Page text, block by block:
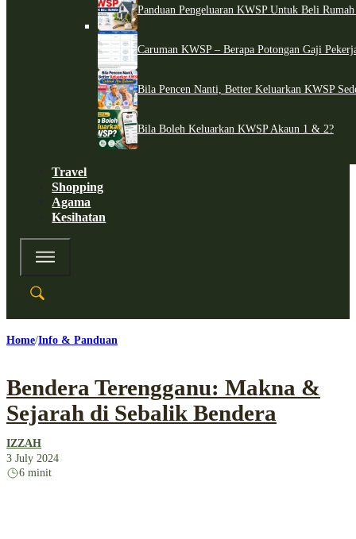
Panduan Pengeluaran KWSP Untuk Beli
Caruman KWSP – Berapa Potongan Gaji
Bila Pencen Nanti, Better Keluarkan KWSP
Bila Boleh Keluarkan KWSP Akaun 1 & 2?
Travel
Shopping
Agama
Kesihatan
Home Info & Panduan
Bendera Terengganu: Makna &
Sejarah di Sebalik Bendera
IZZAH
3 July 2024
6 minit